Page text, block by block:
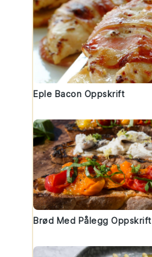
Eple Bacon Oppskrift
Brød Med Pålegg Oppskrift